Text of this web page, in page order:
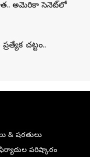
అమెరికా సెనెట్‌లో
చట్టం..
& షరతులు
పరిష్కారం